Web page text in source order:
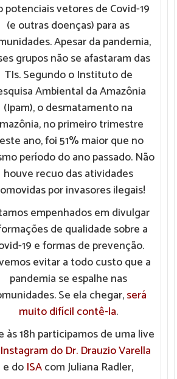
potenciais vetores de Covid-19
(e outras doenças) para as
Apesar da pandemia,
grupos não se afastaram das
TIs. Segundo o Instituto de
Ambiental da Amazônia
(Ipam), o desmatamento na
no primeiro trimestre
ano, foi 51% maior que no
período do ano passado. Não
houve recuo das atividades
por invasores ilegais!
empenhados em divulgar
de qualidade sobre a
19 e formas de prevenção.
evitar a todo custo que a
pandemia se espalhe nas
Se ela chegar,será
muito difícil contê-la.
às 18h participamos de uma live
Instagram do Dr. Drauzio Varella
e do ISAcom Juliana Radler,